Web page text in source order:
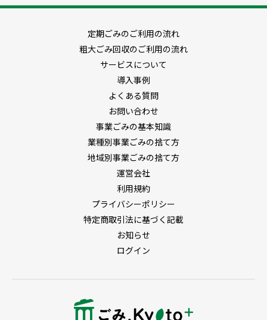
業種別事業ごみの捨て方
定期ごみのご利用の流れ
粗大ごみ回収のご利用の流れ
サービスについて
導入事例
よくある質問
お問い合わせ
事業ごみの基本知識
業種別事業ごみの捨て方
地域別事業ごみの捨て方
運営会社
利用規約
プライバシーポリシー
特定商取引法に基づく記載
お知らせ
ログイン